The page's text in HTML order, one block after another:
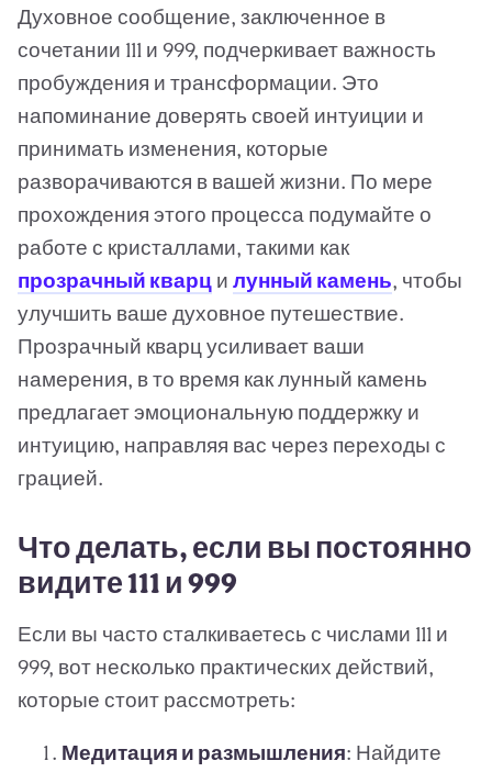
Духовное сообщение, заключенное в
сочетании 111 и 999, подчеркивает важность
пробуждения и трансформации. Это
напоминание доверять своей интуиции и
принимать изменения, которые
разворачиваются в вашей жизни. По мере
прохождения этого процесса подумайте о
работе с кристаллами, такими как
прозрачный кварц и лунный камень, чтобы
улучшить ваше духовное путешествие.
Прозрачный кварц усиливает ваши
намерения, в то время как лунный камень
предлагает эмоциональную поддержку и
интуицию, направляя вас через переходы с
грацией.
Что делать, если вы постоянно
видите 111 и 999
Если вы часто сталкиваетесь с числами 111 и
999, вот несколько практических действий,
которые стоит рассмотреть:
Медитация и размышления: Найдите